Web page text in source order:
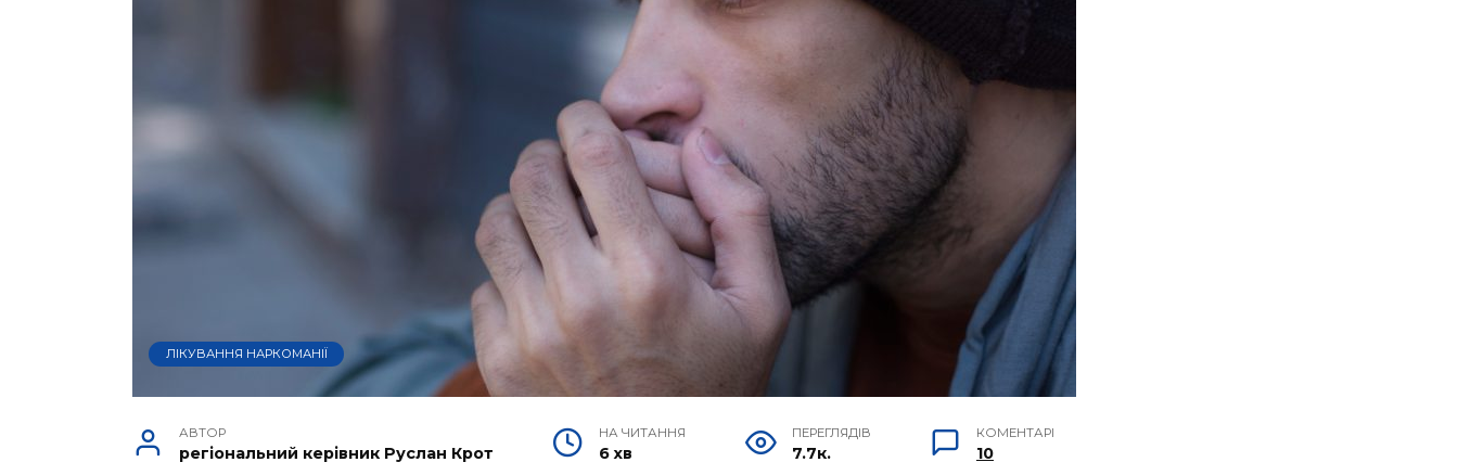
ЛІКУВАННЯ НАРКОМАНІЇ
АВТОР
регіональний керівник Руслан Крот
НА ЧИТАННЯ
6 хв
ПЕРЕГЛЯДІВ
7.7к.
КОМЕНТАРІ
10